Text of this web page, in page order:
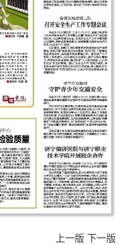
上一版 下一版